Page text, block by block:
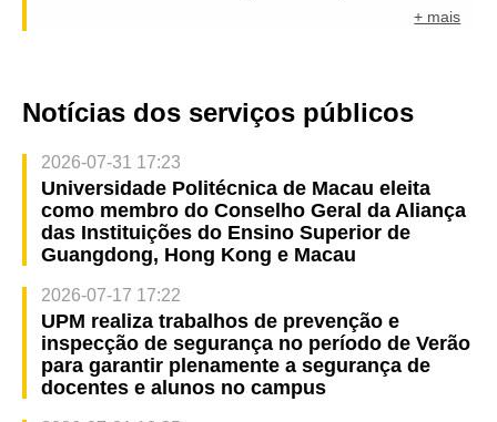
+ mais
Notícias dos serviços públicos
2026-07-31 17:23
Universidade Politécnica de Macau eleita
como membro do Conselho Geral da Aliança
das Instituições do Ensino Superior de
Guangdong, Hong Kong e Macau
2026-07-17 17:22
UPM realiza trabalhos de prevenção e
inspecção de segurança no período de Verão
para garantir plenamente a segurança de
docentes e alunos no campus